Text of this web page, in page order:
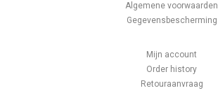
Algemene voorwaarden
Gegevensbescherming
Mijn account
Order history
Retouraanvraag